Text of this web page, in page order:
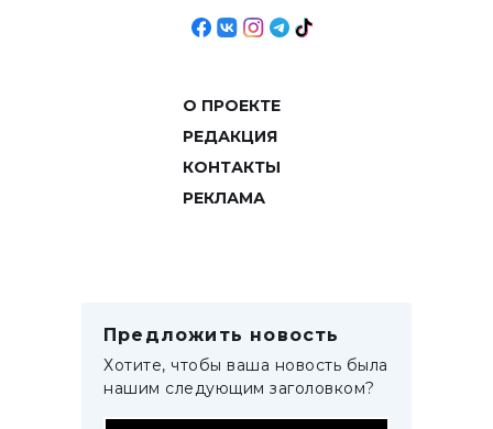
О ПРОЕКТЕ
РЕДАКЦИЯ
КОНТАКТЫ
РЕКЛАМА
Предложить новость
Хотите, чтобы ваша новость была
нашим следующим заголовком?